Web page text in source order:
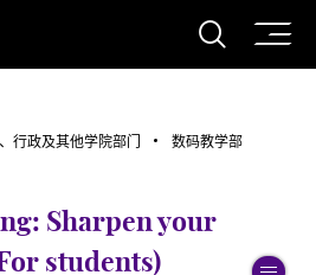
打开
行政及其他学院部门
数码教学部
Sharpen your
students)